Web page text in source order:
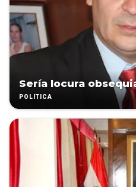
Sería locura
POLÍTICA